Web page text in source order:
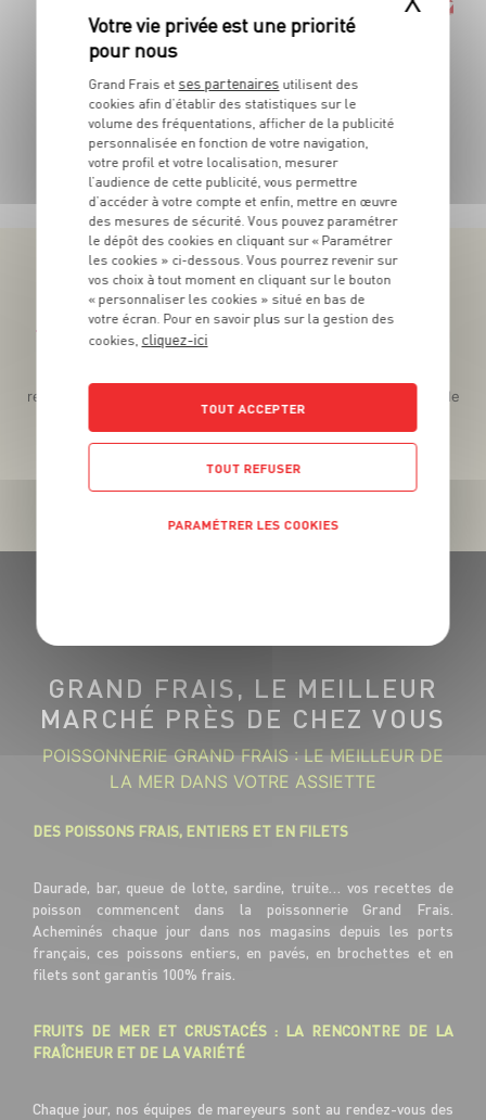
TOUTES NOS PROMOTIONS
Téléchargez l’App pour profiter d’offres exclusives !
recettes gourmandes, des jeux inédits... le tout dans une seule
app !
GRAND FRAIS, LE MEILLEUR
MARCHÉ PRÈS DE CHEZ VOUS
POISSONNERIE GRAND FRAIS : LE MEILLEUR DE
LA MER DANS VOTRE ASSIETTE
DES POISSONS FRAIS, ENTIERS ET EN FILETS
Daurade, bar, queue de lotte, sardine, truite… vos recettes de
poisson commencent dans la poissonnerie Grand Frais.
Acheminés chaque jour dans nos magasins depuis les ports
français, ces poissons entiers, en pavés, en brochettes et en
filets sont garantis 100% frais.
FRUITS DE MER ET CRUSTACÉS : LA RENCONTRE DE LA
FRAÎCHEUR ET DE LA VARIÉTÉ
Chaque jour, nos équipes de mareyeurs sont au rendez-vous des
Grand Frais et ses partenaires utilisent des
cookies afin d’établir des statistiques sur le
volume des fréquentations, afficher de la publicité
personnalisée en fonction de votre navigation,
votre profil et votre localisation, mesurer
l’audience de cette publicité, vous permettre
d’accéder à votre compte et enfin, mettre en œuvre
des mesures de sécurité. Vous pouvez paramétrer
le dépôt des cookies en cliquant sur « Paramétrer
les cookies » ci-dessous. Vous pourrez revenir sur
vos choix à tout moment en cliquant sur le bouton
« personnaliser les cookies » situé en bas de
votre écran. Pour en savoir plus sur la gestion des
cookies, cliquez-ici
TOUT ACCEPTER
TOUT REFUSER
PARAMÉTRER LES COOKIES